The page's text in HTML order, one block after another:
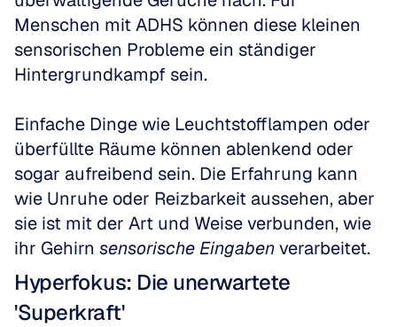
Menschen mit ADHS können diese kleinen
sensorischen Probleme ein ständiger
Hintergrundkampf sein.
Einfache Dinge wie Leuchtstofflampen oder
überfüllte Räume können ablenkend oder
sogar aufreibend sein. Die Erfahrung kann
wie Unruhe oder Reizbarkeit aussehen, aber
sie ist mit der Art und Weise verbunden, wie
ihr Gehirn sensorische Eingaben verarbeitet.
Hyperfokus: Die unerwartete
'Superkraft'